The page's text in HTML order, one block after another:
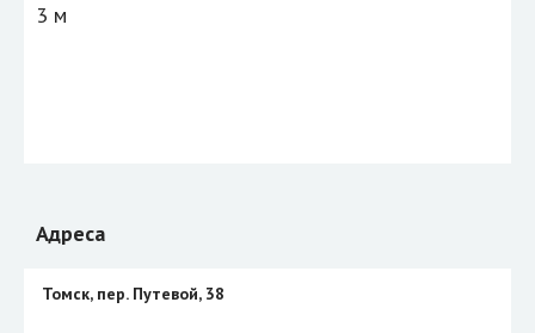
3 м
Адреса
Томск, пер. Путевой, 38